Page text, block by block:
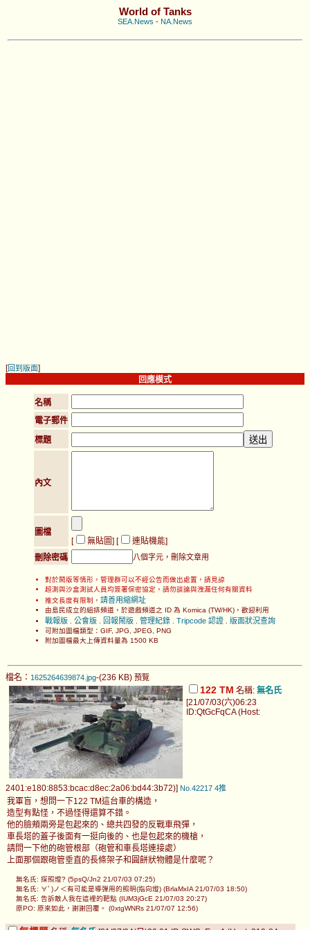
World of Tanks
SEA.News - NA.News
[回到版面]
回應模式
名稱
電子郵件
標題
內文
圖檔
[
無貼圖] [ 連貼機能]
刪除密碼
八個字元，刪除文章用
對於鬧版等情形，管理群可以不經公告而做出處置，請見諒
超測與沙盒測試人員均簽署保密協定，請勿談論與洩漏任何有關資料
推文長度有限制， 請善用縮網址
由島民成立的組排頻道，於遊戲頻道之 ID 為 Komica (TW/HK)，歡迎利用
戰報版 公會版 回報鬧版 管理紀錄 Tripcode 認證 版面狀況查詢
可附加圖檔類型：GIF, JPG, JPEG, PNG
附加圖檔最大上傳資料量為 1500 KB
檔名： 1625264639874.jpg-(236 KB) 預覽
122 TM 名稱: 無名氏
[21/07/03(六)06:23
ID:QtGcFqCA (Host:
2401:e180:8853:bcac:d8ec:2a06:bd44:3b72)] No.42217 4推
我軍盲，想問一下122 TM這台車的構造，
造型有點怪，不過怪得還算不錯。
他的臉頰兩旁是包起來的、總共四發的反戰車飛彈，
車長塔的蓋子後面有一挺向後的、也是包起來的機槍，
請問一下他的砲管根部（砲管和車長塔連接處）
上面那個跟砲管垂直的長條架子和圓餅狀物體是什麼呢？
無名氏: 探照燈? (5psQ/Jn2 21/07/03 07:25)
無名氏: ∀ﾟ)ノ＜有可能是導彈用的照明(指向燈) (BrlaMxIA 21/07/03 18:50)
無名氏: 告訴敵人我在這裡的靶點 (IUM3jGcE 21/07/03 20:27)
原PO: 原來如此，謝謝回覆。 (0xtgWNRs 21/07/07 12:56)